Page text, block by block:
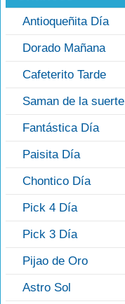
Antioqueñita Día
Dorado Mañana
Cafeterito Tarde
Saman de la suerte
Fantástica Día
Paisita Día
Chontico Día
Pick 4 Día
Pick 3 Día
Pijao de Oro
Astro Sol